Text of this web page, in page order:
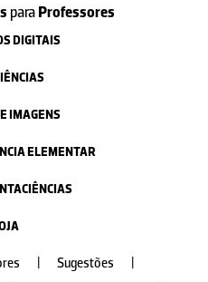
paraProfessores
DIGITAIS
IMAGENS
ELEMENTAR
Sugestões